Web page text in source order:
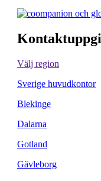
Välj region
Sverige huvudkontor
Blekinge
Dalarna
Gotland
Gävleborg